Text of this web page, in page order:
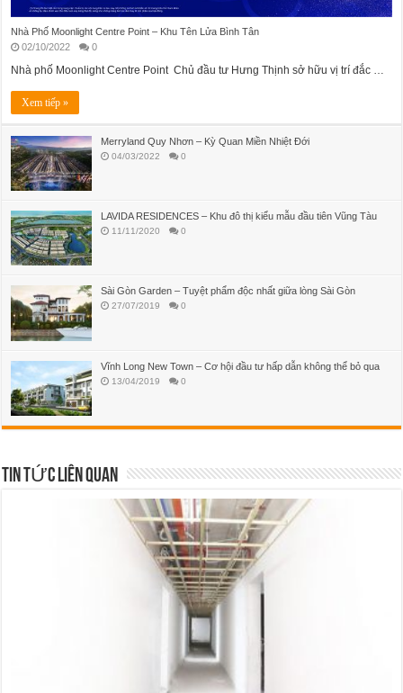
Nhà Phố Moonlight Centre Point – Khu Tên Lửa Bình Tân
02/10/2022
0
Nhà phố Moonlight Centre Point Chủ đầu tư Hưng Thịnh sở hữu vị trí đắc …
Xem tiếp »
Merryland Quy Nhơn – Kỳ Quan Miền Nhiệt Đới
04/03/2022 0
LAVIDA RESIDENCES – Khu đô thị kiểu mẫu đầu tiên Vũng Tàu
11/11/2020 0
Sài Gòn Garden – Tuyệt phẩm độc nhất giữa lòng Sài Gòn
27/07/2019 0
Vĩnh Long New Town – Cơ hội đầu tư hấp dẫn không thể bỏ qua
13/04/2019 0
TIN TỨC LIÊN QUAN